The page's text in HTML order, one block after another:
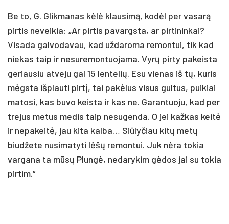
Be to, G. Glikmanas kėlė klausimą, kodėl per vasarą
pirtis neveikia: „Ar pirtis pavargsta, ar pirtininkai?
Visada galvodavau, kad uždaroma remontui, tik kad
niekas taip ir nesuremontuojama. Vyrų pirty pakeista
geriausiu atveju gal 15 lentelių. Esu vienas iš tų, kuris
mėgsta išplauti pirtį, tai pakėlus visus gultus, puikiai
matosi, kas buvo keista ir kas ne. Garantuoju, kad per
trejus metus medis taip nesugenda. O jei kažkas keitė
ir nepakeitė, jau kita kalba… Siūlyčiau kitų metų
biudžete nusimatyti lėšų remontui. Juk nėra tokia
vargana ta mūsų Plungė, nedarykim gėdos jai su tokia
pirtim.“